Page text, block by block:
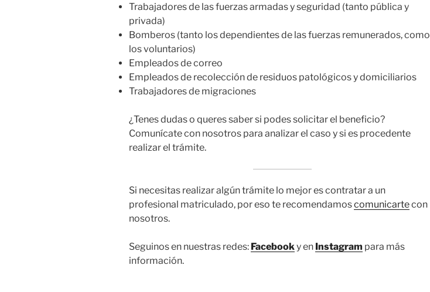
Trabajadores de las fuerzas armadas y seguridad (tanto pública y
privada)
Bomberos (tanto los dependientes de las fuerzas remunerados, como
los voluntarios)
Empleados de correo
Empleados de recolección de residuos patológicos y domiciliarios
Trabajadores de migraciones
¿Tenes dudas o queres saber si podes solicitar el beneficio?
Comunícate con nosotros para analizar el caso y si es procedente
realizar el trámite.
Si necesitas realizar algún trámite lo mejor es contratar a un
profesional matriculado, por eso te recomendamoscomunicartecon
nosotros.
Seguinos en nuestras redes: Facebooky en Instagram para más
información.